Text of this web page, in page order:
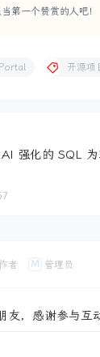
第一个赞赏的人吧！
Portal 开源项
强化的 SQL
者 M 管理员
友，感谢参与互